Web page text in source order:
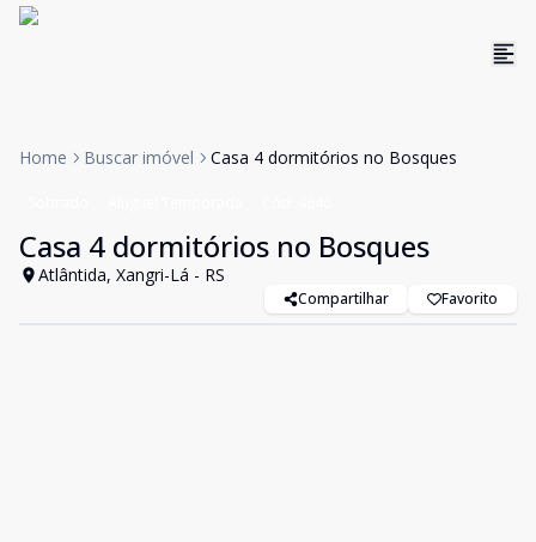
Home Buscar imóvel Casa 4 dormitórios no Bosques
Casa 4 dormitórios no Bosques
Atlântida, Xangri-Lá - RS
Compartilhar Favorito